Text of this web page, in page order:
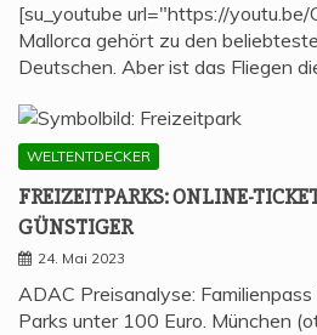
[su_youtube url="https://
Mallorca gehört zu den
Deutschen. Aber ist das Fliegen
WELTENTDECKER
FREI­ZEIT­PARKS: ONLINE-
GÜNSTIGER
24. Mai 2023
ADAC Preisanalyse:
Parks unter 100 Euro. München